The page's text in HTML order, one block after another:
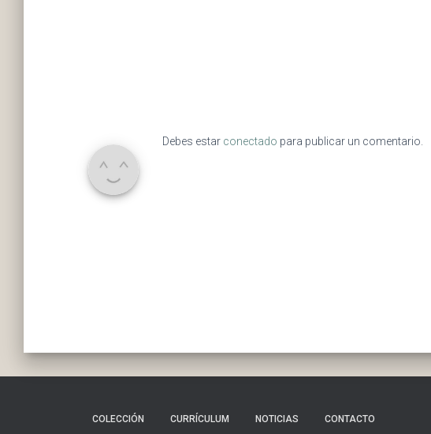
Debes estar conectado para publicar un comentario.
COLECCIÓN CURRÍCULUM NOTICIAS CONTACTO